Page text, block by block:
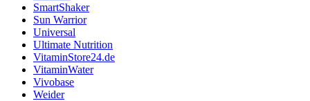
SmartShaker
Sun Warrior
Universal
Ultimate Nutrition
VitaminStore24.de
VitaminWater
Vivobase
Weider